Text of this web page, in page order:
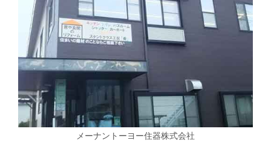
メーナントーヨー住器株式会社